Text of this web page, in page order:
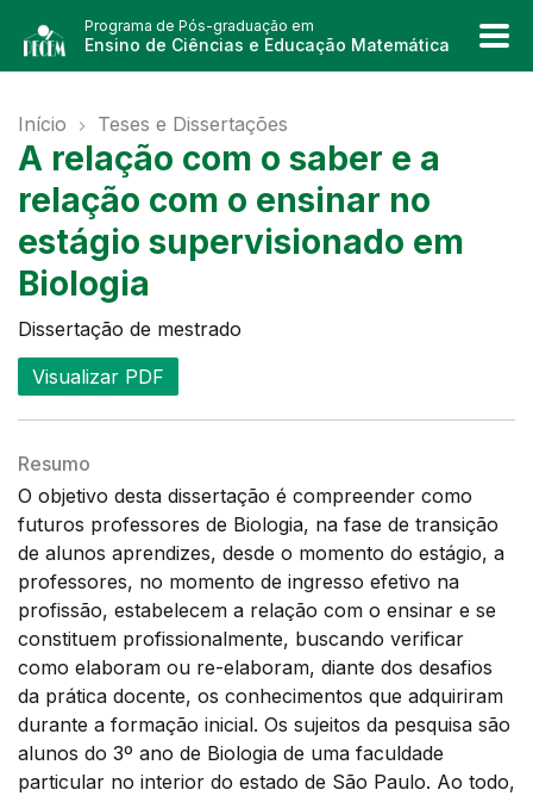
Programa de Pós-graduação em
Ensino de Ciências e Educação Matemática
Início Teses e Dissertações
A relação com o saber e a
relação com o ensinar no
estágio supervisionado em
Biologia
Dissertação de mestrado
Visualizar PDF
Resumo
O objetivo desta dissertação é compreender como
futuros professores de Biologia, na fase de transição
de alunos aprendizes, desde o momento do estágio, a
professores, no momento de ingresso efetivo na
profissão, estabelecem a relação com o ensinar e se
constituem profissionalmente, buscando verificar
como elaboram ou re-elaboram, diante dos desafios
da prática docente, os conhecimentos que adquiriram
durante a formação inicial. Os sujeitos da pesquisa são
alunos do 3º ano de Biologia de uma faculdade
particular no interior do estado de São Paulo. Ao todo,